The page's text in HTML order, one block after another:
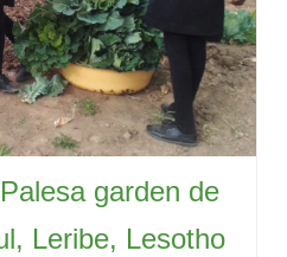
garden de
Leribe, Lesotho